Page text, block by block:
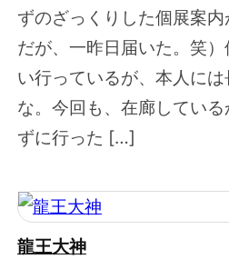
ずのざっくりした個展案
だが、一昨日届いた。笑
い行っているが、本人に
な。今回も、在廊してい
ずに行った […]
龍王大神